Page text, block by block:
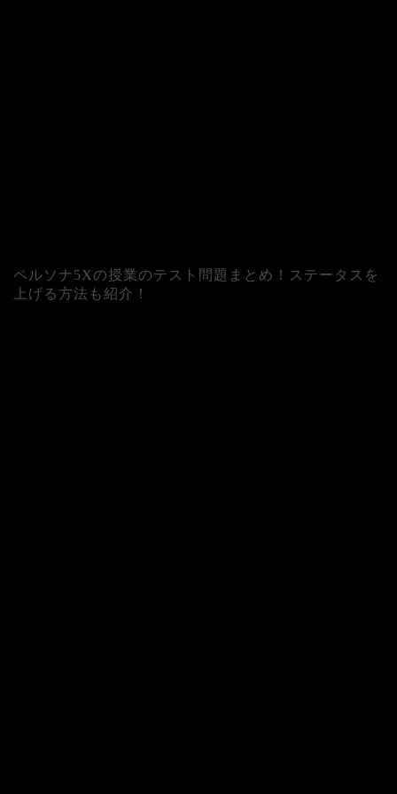
ペルソナ5Xの授業のテスト問題まとめ！ステータスを
上げる方法も紹介！